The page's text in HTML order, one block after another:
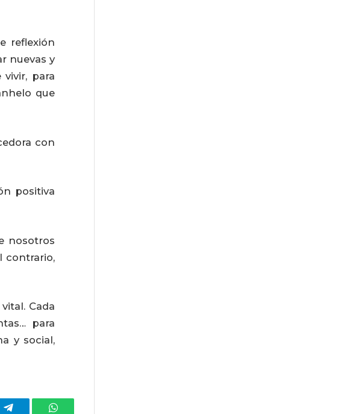
reflexión
nuevas y
para
que
con
positiva
nosotros
contrario,
Cada
para
y social,